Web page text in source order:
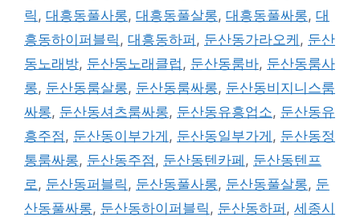
릭 , 대흥동풀사롱, 대흥동풀살롱, 대흥동풀싸롱, 대
흥동하이퍼블릭 , 대흥동하퍼 , 둔산동가라오케 , 둔산
동노래방, 둔산동노래클럽 , 둔산동룸바, 둔산동룸사
롱, 둔산동룸살롱, 둔산동룸싸롱, 둔산동비지니스룸
싸롱, 둔산동셔츠룸싸롱, 둔산동유흥업소, 둔산동유
흥주점 , 둔산동이부가게 , 둔산동일부가게 , 둔산동정
통룸싸롱, 둔산동주점 , 둔산동텐카페 , 둔산동텐프
로 , 둔산동퍼블릭 , 둔산동풀사롱, 둔산동풀살롱, 둔
산동풀싸롱, 둔산동하이퍼블릭 , 둔산동하퍼 , 세종시